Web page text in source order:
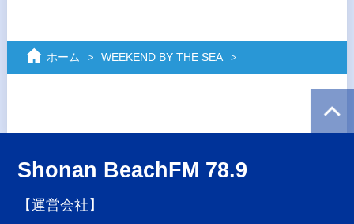
ホーム WEEKEND BY THE SEA
Shonan BeachFM 78.9
【運営会社】